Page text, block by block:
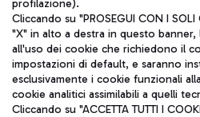
Aeroporti di Roma S.p.A. - Società
coordinamento di Mundys S.p.A.
profilazione).
Cliccando su "PROSEGUI CON I SOLI
"X" in alto a destra in questo
all'uso dei cookie che richiedono il
impostazioni di default, e saranno
esclusivamente i cookie funzionali
cookie analitici assimilabili a quelli
Cliccando su "ACCETTA TUTTI I